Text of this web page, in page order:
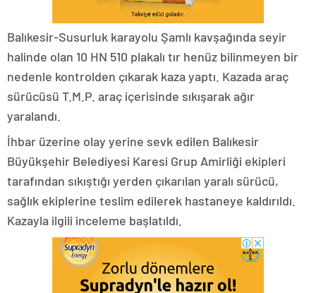
Balıkesir-Susurluk karayolu Şamlı kavşağında seyir
halinde olan 10 HN 510 plakalı tır henüz bilinmeyen bir
nedenle kontrolden çıkarak kaza yaptı. Kazada araç
sürücüsü T.M.P. araç içerisinde sıkışarak ağır
yaralandı.
İhbar üzerine olay yerine sevk edilen Balıkesir
Büyükşehir Belediyesi Karesi Grup Amirliği ekipleri
tarafından sıkıştığı yerden çıkarılan yaralı sürücü,
sağlık ekiplerine teslim edilerek hastaneye kaldırıldı.
Kazayla ilgili inceleme başlatıldı.